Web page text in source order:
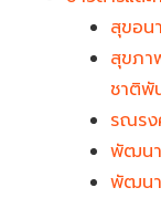
สุขอน
สุขภา
ชาติพั
รณรง
พัฒนา
พัฒนา